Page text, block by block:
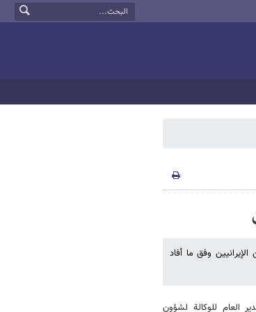
وفق ما أفاد
العام للوکالة لشؤون